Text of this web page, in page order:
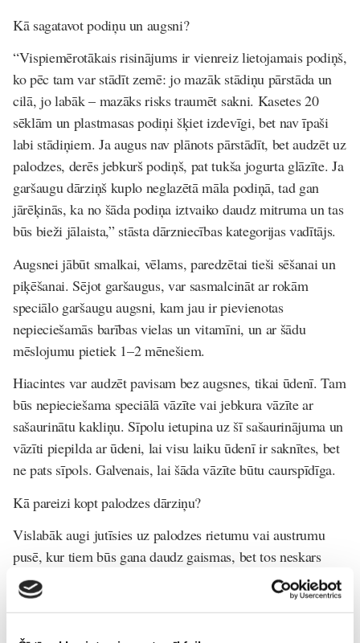
Kā sagatavot podiņu un augsni?
“Vispiemērotākais risinājums ir vienreiz lietojamais podiņš,
ko pēc tam var stādīt zemē: jo mazāk stādiņu pārstāda un
cilā, jo labāk – mazāks risks traumēt sakni. Kasetes 20
sēklām un plastmasas podiņi šķiet izdevīgi, bet nav īpaši
labi stādiņiem. Ja augus nav plānots pārstādīt, bet audzēt uz
palodzes, derēs jebkurš podiņš, pat tukša jogurta glāzīte. Ja
garšaugu dārziņš kuplo neglazētā māla podiņā, tad gan
jārēķinās, ka no šāda podiņa iztvaiko daudz mitruma un tas
būs bieži jālaista,” stāsta dārzniecības kategorijas vadītājs.
Augsnei jābūt smalkai, vēlams, paredzētai tieši sēšanai un
piķēšanai. Sējot garšaugus, var sasmalcināt ar rokām
speciālo garšaugu augsni, kam jau ir pievienotas
nepieciešamās barības vielas un vitamīni, un ar šādu
mēslojumu pietiek 1–2 mēnešiem.
Hiacintes var audzēt pavisam bez augsnes, tikai ūdenī. Tam
būs nepieciešama speciālā vāzīte vai jebkura vāzīte ar
sašaurinātu kakliņu. Sīpolu ietupina uz šī sašaurinājuma un
vāzīti piepilda ar ūdeni, lai visu laiku ūdenī ir saknītes, bet
ne pats sīpols. Galvenais, lai šāda vāzīte būtu caurspīdīga.
Kā pareizi kopt palodzes dārziņu?
Vislabāk augi jutīsies uz palodzes rietumu vai austrumu
pusē, kur tiem būs gana daudz gaismas, bet tos neskars
tieši saules stari, jo asniņus ir ļoti viegli apdedzināt. Ideāli
piemērota diedzēšanai ir specializētā fitolampa vai parasta